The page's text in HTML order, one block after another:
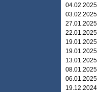
04.02.2025
03.02.2025
27.01.2025
22.01.2025
19.01.2025
19.01.2025
13.01.2025
08.01.2025
06.01.2025
19.12.2024